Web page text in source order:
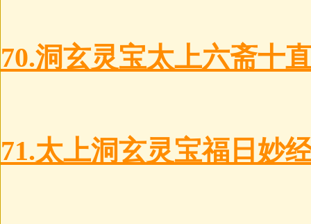
70.洞玄灵宝太上六斋十
71.太上洞玄灵宝福日妙